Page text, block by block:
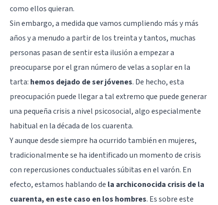
como ellos quieran.
Sin embargo, a medida que vamos cumpliendo más y más
años y a menudo a partir de los treinta y tantos, muchas
personas pasan de sentir esta ilusión a empezar a
preocuparse por el gran número de velas a soplar en la
tarta: hemos dejado de ser jóvenes. De hecho, esta
preocupación puede llegar a tal extremo que puede generar
una pequeña crisis a nivel psicosocial, algo especialmente
habitual en la década de los cuarenta.
Y aunque desde siempre ha ocurrido también en mujeres,
tradicionalmente se ha identificado un momento de crisis
con repercusiones conductuales súbitas en el varón. En
efecto, estamos hablando de la archiconocida crisis de la
cuarenta, en este caso en los hombres. Es sobre este